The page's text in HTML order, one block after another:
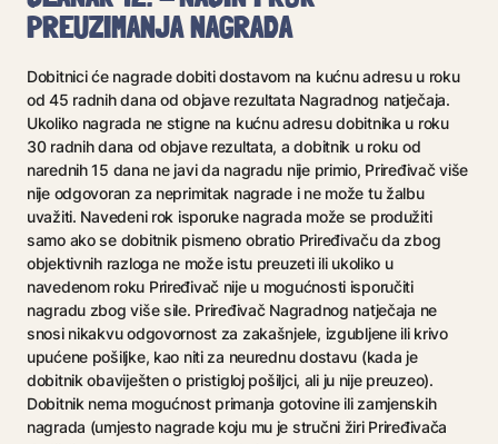
PREUZIMANJA NAGRADA
Dobitnici će nagrade dobiti dostavom na kućnu adresu u roku
od 45 radnih dana od objave rezultata Nagradnog natječaja.
Ukoliko nagrada ne stigne na kućnu adresu dobitnika u roku
30 radnih dana od objave rezultata, a dobitnik u roku od
narednih 15 dana ne javi da nagradu nije primio, Priređivač više
nije odgovoran za neprimitak nagrade i ne može tu žalbu
uvažiti. Navedeni rok isporuke nagrada može se produžiti
samo ako se dobitnik pismeno obratio Priređivaču da zbog
objektivnih razloga ne može istu preuzeti ili ukoliko u
navedenom roku Priređivač nije u mogućnosti isporučiti
nagradu zbog više sile. Priređivač Nagradnog natječaja ne
snosi nikakvu odgovornost za zakašnjele, izgubljene ili krivo
upućene pošiljke, kao niti za neurednu dostavu (kada je
dobitnik obaviješten o pristigloj pošiljci, ali ju nije preuzeo).
Dobitnik nema mogućnost primanja gotovine ili zamjenskih
nagrada (umjesto nagrade koju mu je stručni žiri Priređivača